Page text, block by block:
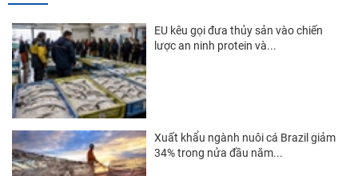
Thị trường New Zealand
Thị trường Đài Loan
Thị trường Hàn Quốc
Thị trường Mỹ
Thị trường EU
EU kêu gọi đưa thủy sản vào chiến
lược an ninh protein và...
Xuất khẩu ngành nuôi cá Brazil giảm
34% trong nửa đầu năm...